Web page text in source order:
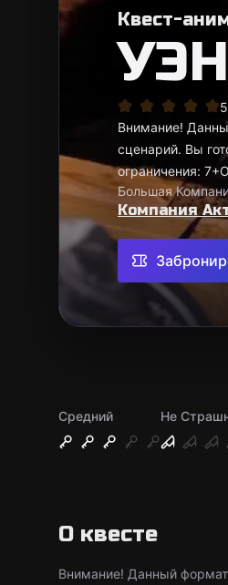
Квест-
Внимание!
сценарий. Вы
ограничения:
Большая
Компания
Средний
Не
О квесте
Внимание! Данный формат